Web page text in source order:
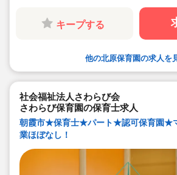
育を行う風土があります！
キープする
他の北原保育園の求人を
社会福祉法人さわらび会
さわらび保育園の保育士求人
朝霞市★保育士★パート★認可保育園★
業ほぼなし！